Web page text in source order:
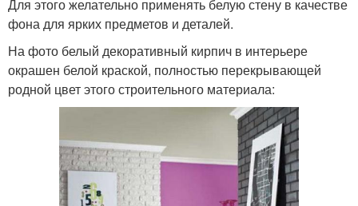
Для этого желательно применять белую стену в качестве
фона для ярких предметов и деталей.
На фото белый декоративный кирпич в интерьере
окрашен белой краской, полностью перекрывающей
родной цвет этого строительного материала: